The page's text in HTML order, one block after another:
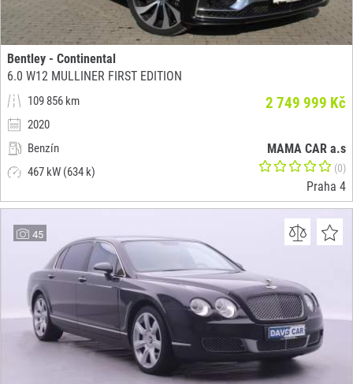
Bentley - Continental
6.0 W12 MULLINER FIRST EDITION
109 856 km
2020
Benzín
467 kW (634 k)
2 749 999 Kč
MAMA CAR a.s
(0)
Praha 4
45